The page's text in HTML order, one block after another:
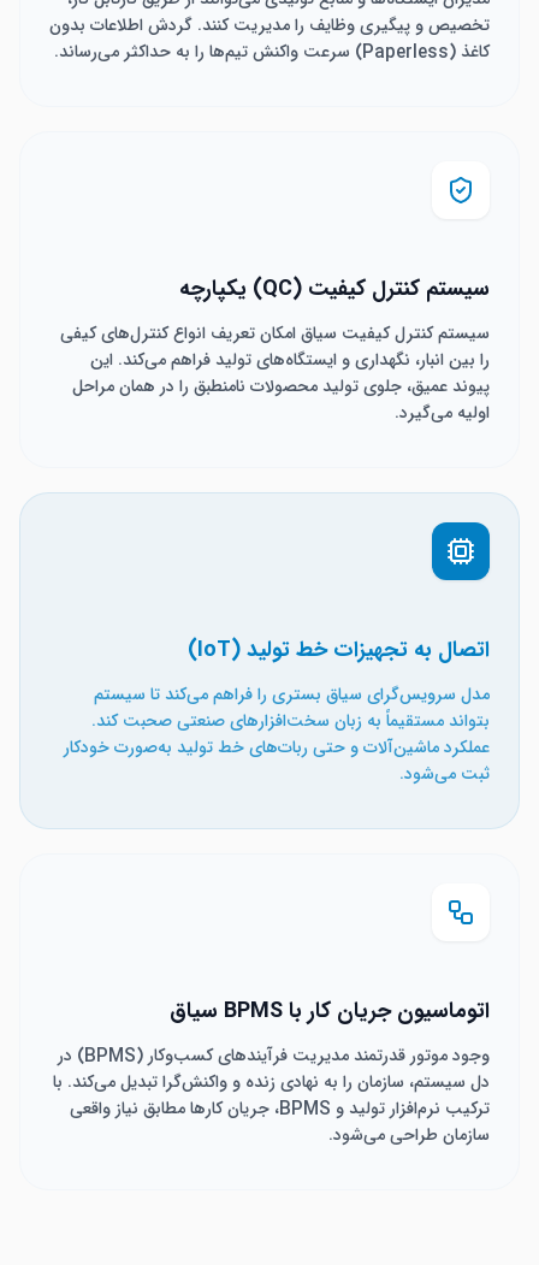
تخصیص و پیگیری وظایف را مدیریت کنند. گردش اطلاعات بدون
کاغذ (Paperless) سرعت واکنش تیم‌ها را به حداکثر می‌رساند.
سیستم کنترل کیفیت (QC) یکپارچه
سیستم کنترل کیفیت سیاق امکان تعریف انواع کنترل‌های کیفی
را بین انبار، نگهداری و ایستگاه‌های تولید فراهم می‌کند. این
پیوند عمیق، جلوی تولید محصولات نامنطبق را در همان مراحل
اولیه می‌گیرد.
اتصال به تجهیزات خط تولید (IoT)
مدل سرویس‌گرای سیاق بستری را فراهم می‌کند تا سیستم
بتواند مستقیماً به زبان سخت‌افزارهای صنعتی صحبت کند.
عملکرد ماشین‌آلات و حتی ربات‌های خط تولید به‌صورت خودکار
ثبت می‌شود.
اتوماسیون جریان کار با BPMS سیاق
وجود موتور قدرتمند مدیریت فرآیندهای کسب‌وکار (BPMS) در
دل سیستم، سازمان را به نهادی زنده و واکنش‌گرا تبدیل می‌کند. با
ترکیب نرم‌افزار تولید و BPMS، جریان کارها مطابق نیاز واقعی
سازمان طراحی می‌شود.